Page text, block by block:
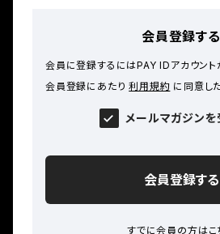
会員登録する
会員に登録するにはPAY IDアカウント
会員登録にあたり利用規約 に同意し
メールマガジンを
会員登録する
すでに会員の方はこ